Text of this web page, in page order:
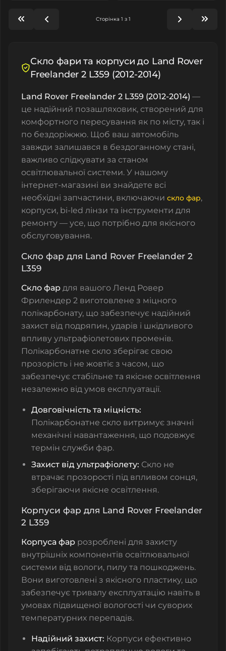
Сторінка 1 з 1
Скло фари та корпуси до Land Rover
Freelander 2 L359 (2012-2014)
Land Rover Freelander 2 L359 (2012-2014) —
це надійний позашляховик, створений для
комфортного пересування як по місту, так і
по бездоріжжю. Щоб ваш автомобіль
завжди залишався в бездоганному стані,
важливо слідкувати за станом
освітлювальної системи. У нашому
інтернет-магазині ви знайдете всі
необхідні запчастини, включаючи скло фар,
корпуси, bi-led лінзи та інструменти для
ремонту — усе, що потрібно для якісного
обслуговування.
Скло фар для Land Rover Freelander 2
L359
Скло фар для вашого Ленд Ровер
Фрилендер 2 виготовлене з міцного
полікарбонату, що забезпечує надійний
захист від подряпин, ударів і шкідливого
впливу ультрафіолетових променів.
Полікарбонатне скло зберігає свою
прозорість і не жовтіє з часом, що
забезпечує стабільне та якісне освітлення
незалежно від умов експлуатації.
Довговічність та міцність:
Полікарбонатне скло витримує значні
механічні навантаження, що подовжує
термін служби фар.
Захист від ультрафіолету: Скло не
втрачає прозорості під впливом сонця,
зберігаючи якісне освітлення.
Корпуси фар для Land Rover Freelander
2 L359
Корпуса фар розроблені для захисту
внутрішніх компонентів освітлювальної
системи від вологи, пилу та пошкоджень.
Вони виготовлені з якісного пластику, що
забезпечує тривалу експлуатацію навіть в
умовах підвищеної вологості чи суворих
температурних перепадів.
Надійний захист: Корпуси ефективно